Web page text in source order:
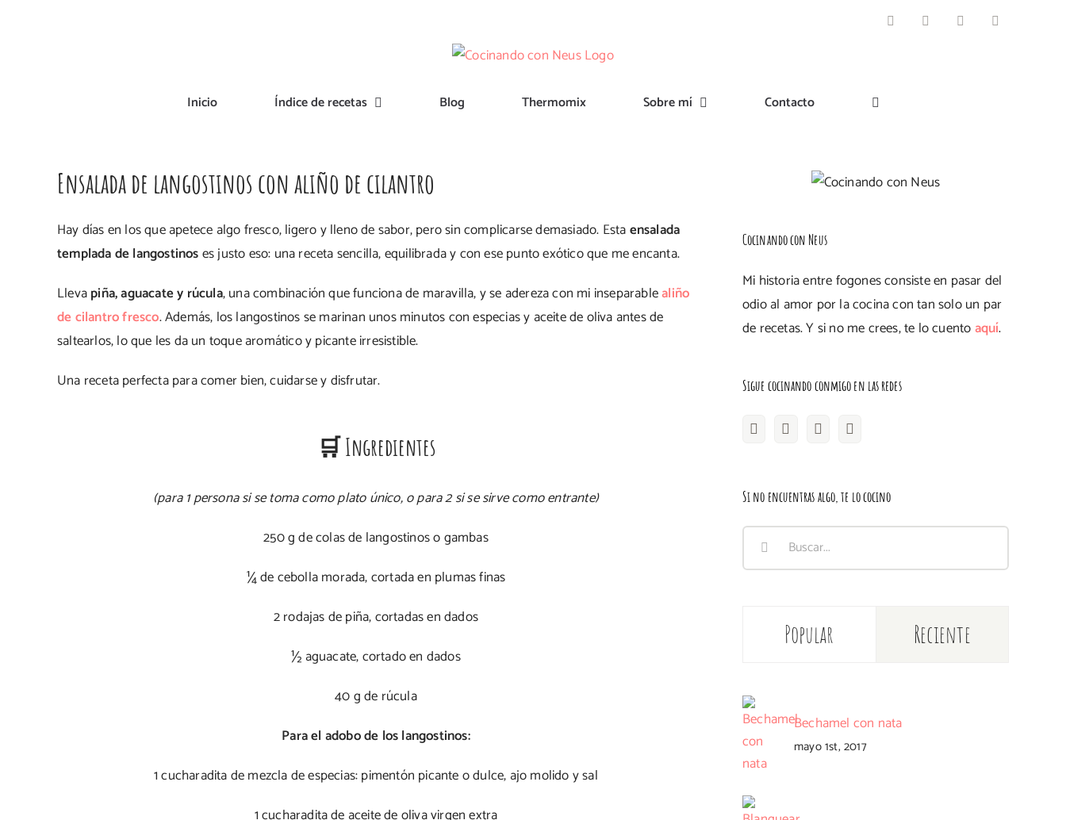
FacebookInstagramPinterest
Inicio Índice de recetas Blog Thermomix Sobre mí Contacto
Ensalada de langostinos con aliño de cilantro
Hay días en los que apetece algo fresco, ligero y lleno de sabor, pero sin complicarse demasiado. Estaensalada
templada de langostinoses justo eso: una receta sencilla, equilibrada y con ese punto exótico que me encanta.
Llevapiña, aguacate y rúcula, una combinación que funciona de maravilla, y se adereza con mi inseparablealiño
de cilantro fresco. Además, los langostinos se marinan unos minutos con especias y aceite de oliva antes de
saltearlos, lo que les da un toque aromático y picante irresistible.
Una receta perfecta para comer bien, cuidarse y disfrutar.
🛒 Ingredientes
(para 1 persona si se toma como plato único, o para 2 si se sirve como entrante)
250 g de colas de langostinos o gambas
¼ de cebolla morada, cortada en plumas finas
2 rodajas de piña, cortadas en dados
½ aguacate, cortado en dados
40 g de rúcula
Para el adobo de los langostinos:
1 cucharadita de mezcla de especias: pimentón picante o dulce, ajo molido y sal
1 cucharadita de aceite de oliva virgen extra
Cocinando con Neus
Mi historia entre fogones consiste en pasar del
odio al amor por la cocina con tan solo un par
de recetas. Y si no me crees, te lo cuentoaquí.
Sigue cocinando conmigo en las redes
Si no encuentras algo, te lo cocino
Buscar:
Popular Reciente
Bechamel con nata
mayo 1st, 2017